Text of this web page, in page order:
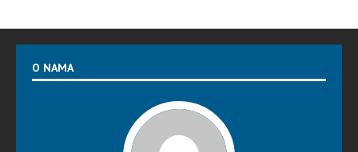
O NAMA